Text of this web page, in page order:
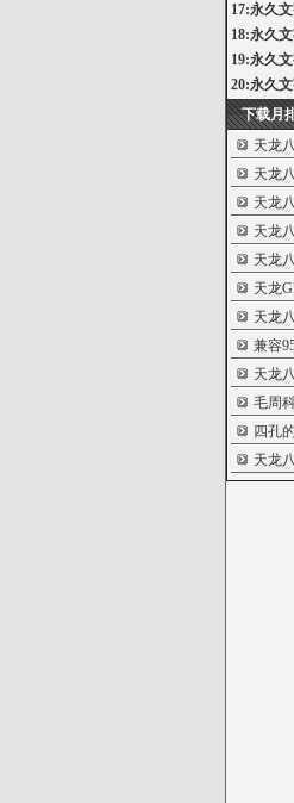
17:永久
18:永久
19:永久
20:永久
下载月
天龙
天龙
天龙
天龙
天龙
天龙
毛周
天龙